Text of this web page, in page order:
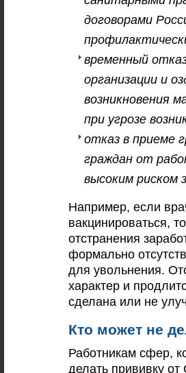
договорами
временный
организации и
возникновения
при угрозе
отказ в приеме
граждан от
высоким риском
Например, если
вакцинироваться,
отстранения
формально
для увольнения.
характер и
сделана или не
Кто может не
Работникам сфер,
делать прививку